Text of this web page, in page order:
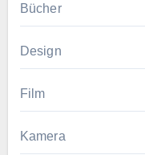
Bücher
Design
Film
Kamera